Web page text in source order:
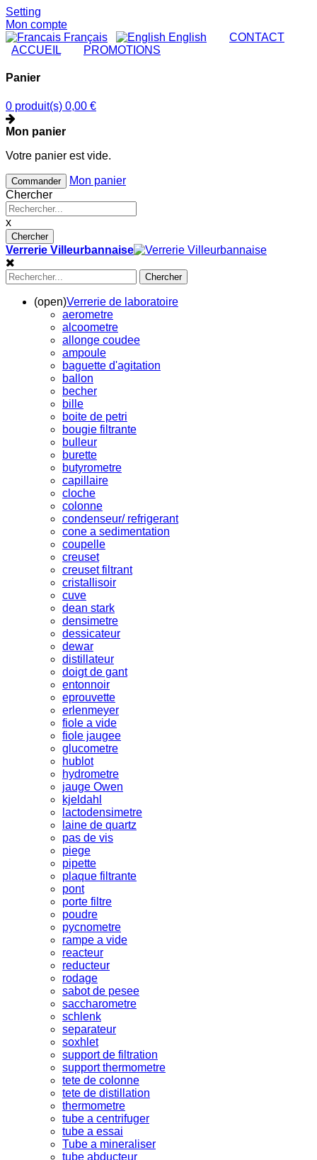
Setting
Mon compte
Français
English CONTACT
ACCUEIL
PROMOTIONS
Panier
0 produit(s) 0,00 €
Mon panier
Votre panier est vide.
Commander
Mon panier
Chercher
x
Chercher
Verrerie Villeurbannaise
Chercher
(open)Verrerie de laboratoire
aerometre
alcoometre
allonge coudee
ampoule
baguette d'agitation
ballon
becher
bille
boite de petri
bougie filtrante
bulleur
burette
butyrometre
capillaire
cloche
colonne
condenseur/ refrigerant
cone a sedimentation
coupelle
creuset
creuset filtrant
cristallisoir
cuve
dean stark
densimetre
dessicateur
dewar
distillateur
doigt de gant
entonnoir
eprouvette
erlenmeyer
fiole a vide
fiole jaugee
glucometre
hublot
hydrometre
jauge Owen
kjeldahl
lactodensimetre
laine de quartz
pas de vis
piege
pipette
plaque filtrante
pont
porte filtre
poudre
pycnometre
rampe a vide
reacteur
reducteur
rodage
sabot de pesee
saccharometre
schlenk
separateur
soxhlet
support de filtration
support thermometre
tete de colonne
tete de distillation
thermometre
tube a centrifuger
tube a essai
Tube a mineraliser
tube abducteur